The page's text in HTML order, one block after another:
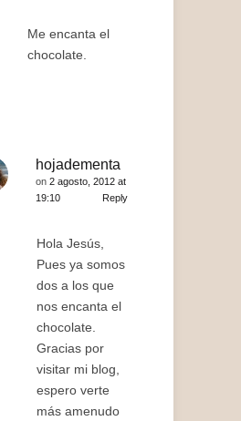
Me encanta el
chocolate.
hojadementa
on 2 agosto, 2012 at
19:10
Reply
Hola Jesús,
Pues ya somos
dos a los que
nos encanta el
chocolate.
Gracias por
visitar mi blog,
espero verte
más amenudo